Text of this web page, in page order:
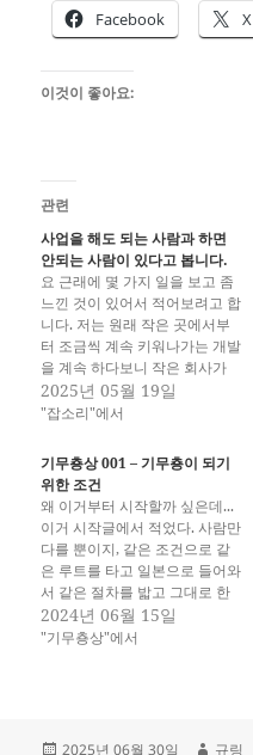
Facebook X
이것이 좋아요:
관련
사업을 해도 되는 사람과 하면
안되는 사람이 있다고 봅니다.
요 근래에 몇 가지 일을 보고 좀
느낀 것이 있어서 적어보려고 합
니다. 저는 원래 작은 곳에서부
터 조금씩 계속 키워나가는 개발
을 계속 하다보니 작은 회사가
어떻게 커가는지를 위주로 봤었
습니다. 그러면서 좋은 일도 있
전 일단 사업을 하면 안되겠다는
생각이 좀 많이 듭니다. 일단 제
몸이 안따라주네요. 사업은…
2025년 05월 19일
"잡소리"에서
기무춍상 001 – 기무춍이 되기
위한 조건
왜 이거부터 시작할까 싶은데...
이거 시작글에서 적었다. 사람만
다를 뿐이지, 같은 조건으로 같
은 루트를 타고 일본으로 들어와
서 같은 절차를 밟고 그대로 한
국으로 리턴하는 케이스다. 그렇
다면 그사람들은 거의 대부분이
을 도피성으로 하는 경우를 볼…
2024년 06월 15일
"기무춍상"에서
작
2025년 06월 30일 글
규링